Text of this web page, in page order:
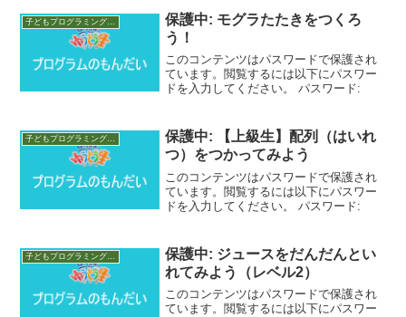
子どもプログラミング教室 素材
保護中: モグラたたきをつくろ
う！
このコンテンツはパスワードで保護され
ています。閲覧するには以下にパスワー
ドを入力してください。 パスワード:
子どもプログラミング教室 素材
保護中: 【上級生】配列（はいれ
つ）をつかってみよう
このコンテンツはパスワードで保護され
ています。閲覧するには以下にパスワー
ドを入力してください。 パスワード:
保護中: ジュースをだんだんとい
れてみよう（レベル2）
このコンテンツはパスワードで保護され
ています。閲覧するには以下にパスワー